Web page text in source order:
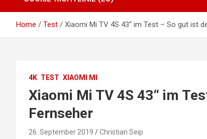
Home Test Xiaomi Mi TV 4S 43“ im Test – So gut ist
4K TEST XIAOMI MI
Xiaomi Mi TV 4S 43“ im
Fernseher
26. September 2019 Christian Seip